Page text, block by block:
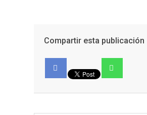
Compartir esta publicación